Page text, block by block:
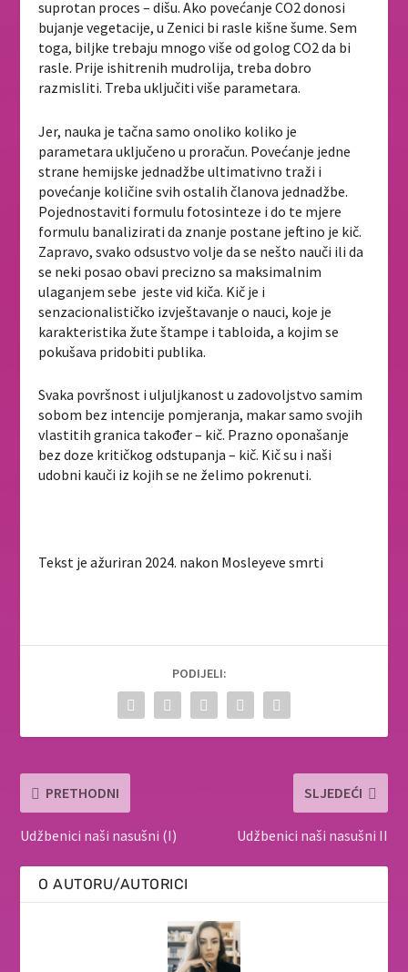
suprotan proces – dišu. Ako povećanje CO2 donosi
bujanje vegetacije, u Zenici bi rasle kišne šume. Sem
toga, biljke trebaju mnogo više od golog CO2 da bi
rasle. Prije ishitrenih mudrolija, treba dobro
razmisliti. Treba uključiti više parametara.
Jer, nauka je tačna samo onoliko koliko je
parametara uključeno u proračun. Povećanje jedne
strane hemijske jednadžbe ultimativno traži i
povećanje količine svih ostalih članova jednadžbe.
Pojednostaviti formulu fotosinteze i do te mjere
formulu banalizirati da znanje postane jeftino je kič.
Zapravo, svako odsustvo volje da se nešto nauči ili da
se neki posao obavi precizno sa maksimalnim
ulaganjem sebe jeste vid kiča. Kič je i
senzacionalističko izvještavanje o nauci, koje je
karakteristika žute štampe i tabloida, a kojim se
pokušava pridobiti publika.
Svaka površnost i uljuljkanost u zadovoljstvo samim
sobom bez intencije pomjeranja, makar samo svojih
vlastitih granica također – kič. Prazno oponašanje
bez doze kritičkog odstupanja – kič. Kič su i naši
udobni kauči iz kojih se ne želimo pokrenuti.
Tekst je ažuriran 2024. nakon Mosleyeve smrti
PODIJELI:
PRETHODNI
Udžbenici naši nasušni (I)
SLJEDEĆI
Udžbenici naši nasušni II
O AUTORU/AUTORICI